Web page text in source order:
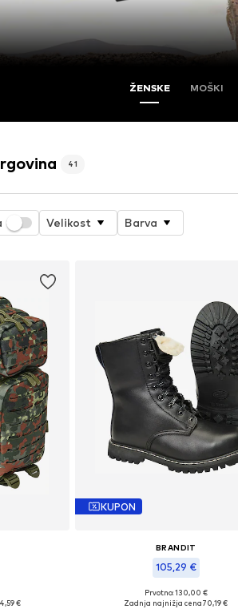
ŽENSKE MOŠKI
41
Velikost Barva
Size
€
KUPON
BRANDIT
105,29 €
Razpoložljive velikosti: 39, 40,
Prvotno: 130,00 €
Zadnja najnižja cena70,19 €